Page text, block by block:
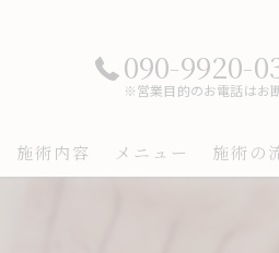
090-9920-
※営業目的のお電話はお
施術内容 メニュー 施術の